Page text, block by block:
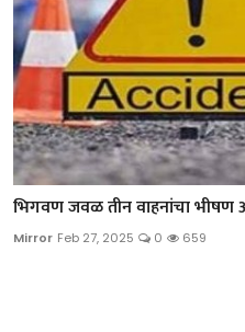
भिगवण जवळ तीन वाहनांचा भीषण
Mirror Feb 27, 2025 0 659